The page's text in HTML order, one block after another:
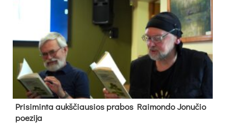
Pri­si­min­ta aukš­čiau­sios pra­bos Rai­mon­do Jo­nu­čio
poe­zi­ja